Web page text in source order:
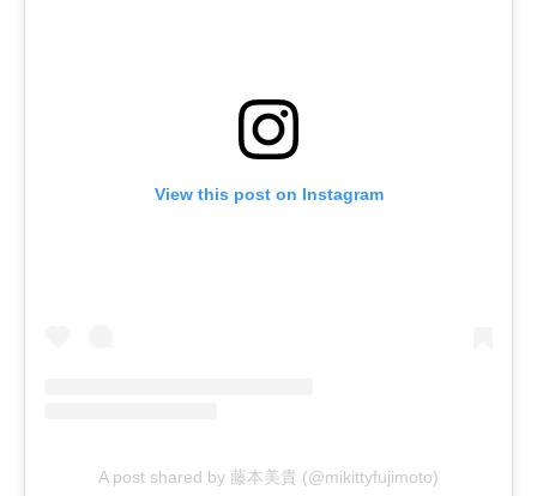
View this post on Instagram
A post shared by 藤本美貴 (@mikittyfujimoto)